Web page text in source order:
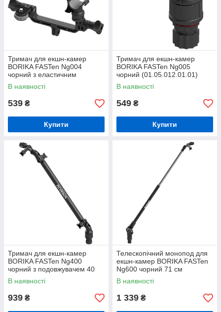
Тримач для екшн-камер
BORIKA FASTen Ng004
чорний з еластичним
зажимом для ліхтарів
(01.05.004.01.01)
В наявності
539 ₴
Купити
Тримач для екшн-камер
BORIKA FASTen Ng005
чорний (01.05.012.01.01)
В наявності
549 ₴
Купити
Тримач для екшн-камер
BORIKA FASTen Ng400
чорний з подовжувачем 40
см (01.05.005.01.06)
В наявності
939 ₴
Телескопічний монопод для
екшн-камер BORIKA FASTen
Ng600 чорний 71 см
(01.05.006.01.06)
В наявності
1 339 ₴